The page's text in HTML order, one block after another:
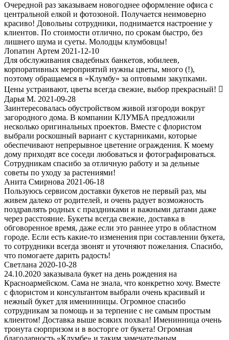
Очередной раз заказываем новогоднее оформление офиса с
центральной елкой и фотозоной. Получается неимоверно
красиво! Довольны сотрудники, поднимается настроение у
клиентов. По стоимости отлично, по срокам быстро, без
лишнего шума и суеты. Молодцы клумбовцы!
Лопатин Артем 2021-12-10
Для обслуживания свадебных банкетов, юбилеев,
корпоративных мероприятий нужны цветы, много (!),
поэтому обращаемся в «Клумбу» за оптовыми закупками.
Цены устраивают, цветы всегда свежие, выбор прекрасный! 
Дарья М. 2021-09-28
Заинтересовалась обустройством живой изгороди вокруг
загородного дома. В компании КЛУМБА предложили
несколько оригинальных проектов. Вместе с флористом
выбрали роскошный вариант с кустарниками, которые
обеспечивают непрерывное цветение ограждения. К моему
дому приходят все соседи любоваться и фотографироваться.
Сотрудникам спасибо за отличную работу и за дельные
советы по уходу за растениями!
Анита Смирнова 2021-06-18
Пользуюсь сервисом доставки букетов не первый раз, мы
живем далеко от родителей, и очень радует возможность
поздравлять родных с праздниками и важными датами даже
через расстояние. Букеты всегда свежие, доставка в
обговоренное время, даже если это раннее утро в областном
городе. Если есть какие-то изменения при составлении букета,
то сотрудники всегда звонят и уточняют пожелания. Спасибо,
что помогаете дарить радость!
Светлана 2020-10-28
24.10.2020 заказывала букет на день рождения на
Красноармейском. Сама не знала, что конкретно хочу. Вместе
с флористом и консультантом выбрали очень красивый и
нежный букет для именинницы. Огромное спасибо
сотрудникам за помощь и за терпение с не самым простым
клиентом! Доставка выше всяких похвал! Именинница очень
тронута сюрпризом и в восторге от букета! Огромная
благодарность «Клумбе» и таким замечательным